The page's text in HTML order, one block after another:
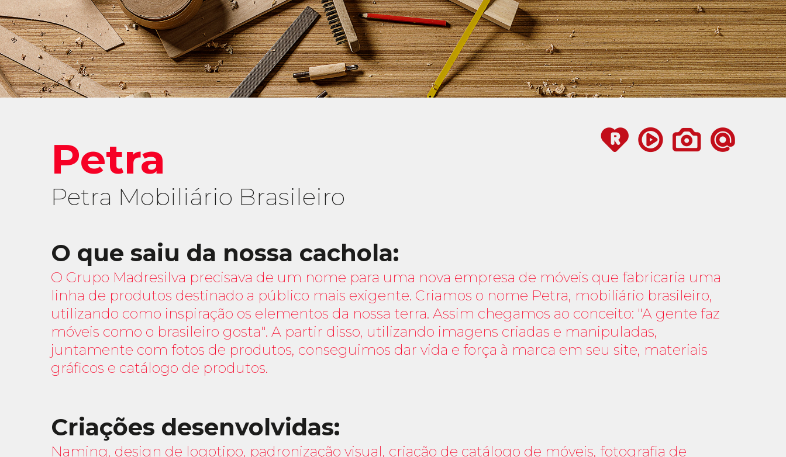
Petra
Petra Mobiliário Brasileiro
O que saiu da nossa cachola:
O Grupo Madresilva precisava de um nome para uma nova empresa de móveis que fabricaria uma
linha de produtos destinado a público mais exigente. Criamos o nome Petra, mobiliário brasileiro,
utilizando como inspiração os elementos da nossa terra. Assim chegamos ao conceito: "A gente faz
móveis como o brasileiro gosta". A partir disso, utilizando imagens criadas e manipuladas,
juntamente com fotos de produtos, conseguimos dar vida e força à marca em seu site, materiais
gráficos e catálogo de produtos.
Criações desenvolvidas:
Naming, design de logotipo, padronização visual, criação de catálogo de móveis, fotografia de